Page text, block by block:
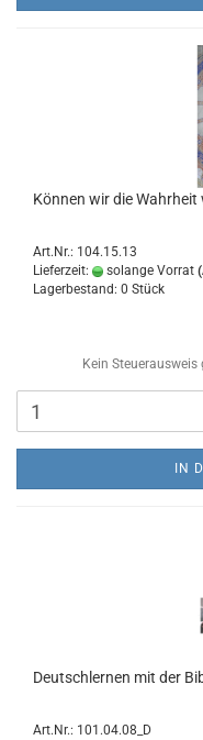
Können wir die Wahrheit
Art.Nr.: 104.15.13
Lieferzeit:
solange Vorrat
Lagerbestand: 0 Stück
Kein Steuerausweis
IN
Deutschlernen mit der
Art.Nr.: 101.04.08_D